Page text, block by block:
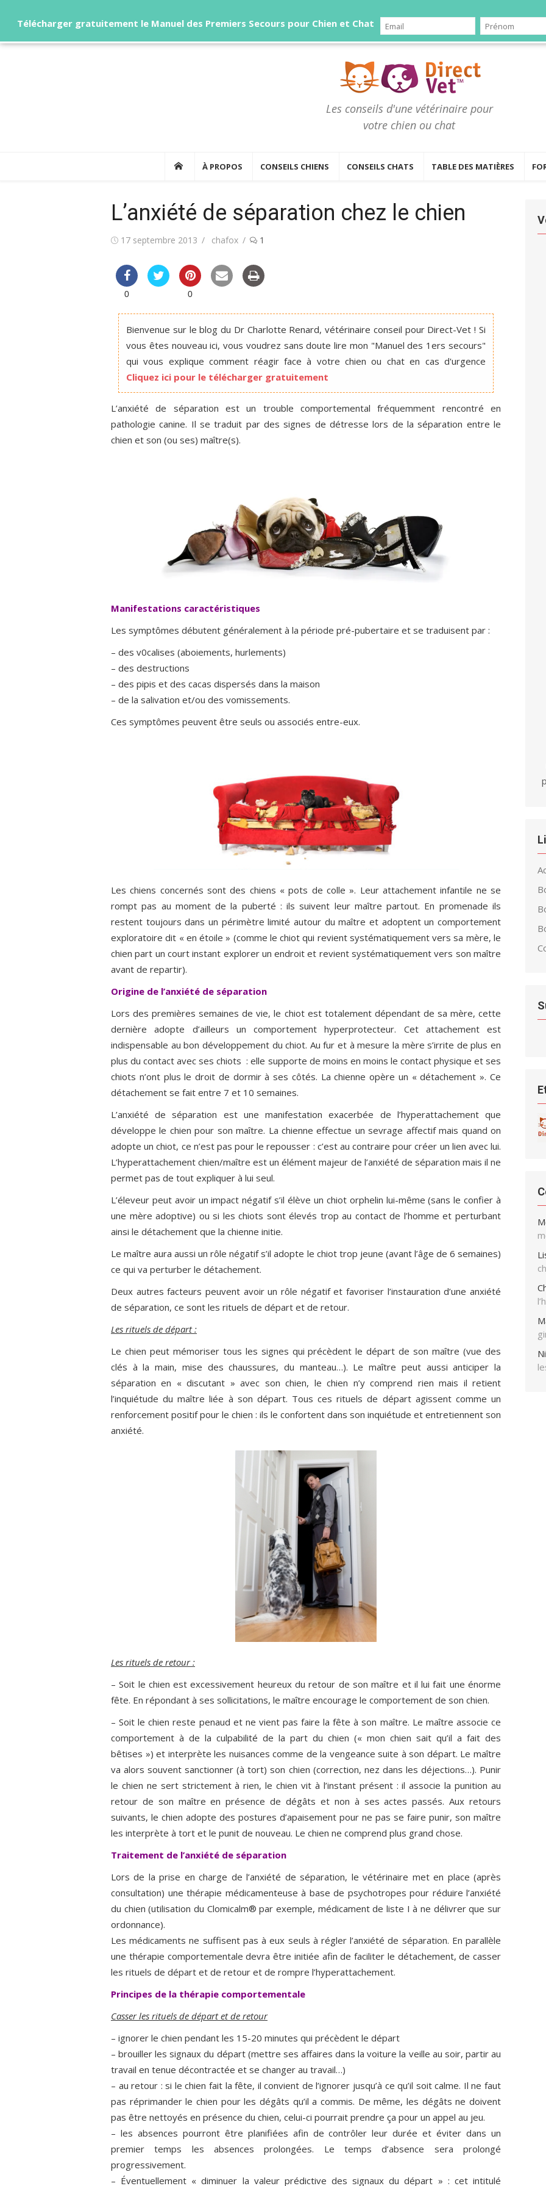
Les conseils d'une vétérinaire pour
votre chien ou chat
À PROPOS CONSEILS CHIENS CONSEILS CHATS TABLE DES MATIÈRES
L’anxiété de séparation chez le chien
Posted
17 septembre 2013 Author
chafox 1
0 0
Bienvenue sur le blog du Dr Charlotte Renard, vétérinaire conseil pour Direct-Vet ! Si
vous êtes nouveau ici, vous voudrez sans doute lire mon "Manuel des 1ers secours"
qui vous explique comment réagir face à votre chien ou chat en cas d'urgence
Cliquez ici pour le télécharger gratuitement
L’anxiété de séparation est un trouble comportemental fréquemment rencontré en
pathologie canine. Il se traduit par des signes de détresse lors de la séparation entre le
chien et son (ou ses) maître(s).
Manifestations caractéristiques
Les symptômes débutent généralement à la période pré-pubertaire et se traduisent par :
– des v0calises (aboiements, hurlements)
– des destructions
– des pipis et des cacas dispersés dans la maison
– de la salivation et/ou des vomissements.
Ces symptômes peuvent être seuls ou associés entre-eux.
Les chiens concernés sont des chiens « pots de colle ». Leur attachement infantile ne se
rompt pas au moment de la puberté : ils suivent leur maître partout. En promenade ils
restent toujours dans un périmètre limité autour du maître et adoptent un comportement
exploratoire dit « en étoile » (comme le chiot qui revient systématiquement vers sa mère, le
chien part un court instant explorer un endroit et revient systématiquement vers son maître
avant de repartir).
Origine de l’anxiété de séparation
Lors des premières semaines de vie, le chiot est totalement dépendant de sa mère, cette
dernière adopte d’ailleurs un comportement hyperprotecteur. Cet attachement est
indispensable au bon développement du chiot. Au fur et à mesure la mère s’irrite de plus en
plus du contact avec ses chiots : elle supporte de moins en moins le contact physique et ses
chiots n’ont plus le droit de dormir à ses côtés. La chienne opère un « détachement ». Ce
détachement se fait entre 7 et 10 semaines.
L’anxiété de séparation est une manifestation exacerbée de l’hyperattachement que
développe le chien pour son maître. La chienne effectue un sevrage affectif mais quand on
adopte un chiot, ce n’est pas pour le repousser : c’est au contraire pour créer un lien avec lui.
L’hyperattachement chien/maître est un élément majeur de l’anxiété de séparation mais il ne
permet pas de tout expliquer à lui seul.
L’éleveur peut avoir un impact négatif s’il élève un chiot orphelin lui-même (sans le confier à
une mère adoptive) ou si les chiots sont élevés trop au contact de l’homme et perturbant
ainsi le détachement que la chienne initie.
Le maître aura aussi un rôle négatif s’il adopte le chiot trop jeune (avant l’âge de 6 semaines)
ce qui va perturber le détachement.
Deux autres facteurs peuvent avoir un rôle négatif et favoriser l’instauration d’une anxiété
de séparation, ce sont les rituels de départ et de retour.
Les rituels de départ :
Le chien peut mémoriser tous les signes qui précèdent le départ de son maître (vue des
clés à la main, mise des chaussures, du manteau…). Le maître peut aussi anticiper la
séparation en « discutant » avec son chien, le chien n’y comprend rien mais il retient
l’inquiétude du maître liée à son départ. Tous ces rituels de départ agissent comme un
renforcement positif pour le chien : ils le confortent dans son inquiétude et entretiennent son
anxiété.
Les rituels de retour :
– Soit le chien est excessivement heureux du retour de son maître et il lui fait une énorme
fête. En répondant à ses sollicitations, le maître encourage le comportement de son chien.
– Soit le chien reste penaud et ne vient pas faire la fête à son maître. Le maître associe ce
comportement à de la culpabilité de la part du chien (« mon chien sait qu’il a fait des
bêtises ») et interprète les nuisances comme de la vengeance suite à son départ. Le maître
va alors souvent sanctionner (à tort) son chien (correction, nez dans les déjections…). Punir
le chien ne sert strictement à rien, le chien vit à l’instant présent : il associe la punition au
retour de son maître en présence de dégâts et non à ses actes passés. Aux retours
suivants, le chien adopte des postures d’apaisement pour ne pas se faire punir, son maître
les interprète à tort et le punit de nouveau. Le chien ne comprend plus grand chose.
Traitement de l’anxiété de séparation
Lors de la prise en charge de l’anxiété de séparation, le vétérinaire met en place (après
consultation) une thérapie médicamenteuse à base de psychotropes pour réduire l’anxiété
du chien (utilisation du Clomicalm® par exemple, médicament de liste I à ne délivrer que sur
ordonnance).
Les médicaments ne suffisent pas à eux seuls à régler l’anxiété de séparation. En parallèle
une thérapie comportementale devra être initiée afin de faciliter le détachement, de casser
les rituels de départ et de retour et de rompre l’hyperattachement.
Principes de la thérapie comportementale
Casser les rituels de départ et de retour
– ignorer le chien pendant les 15-20 minutes qui précèdent le départ
– brouiller les signaux du départ (mettre ses affaires dans la voiture la veille au soir, partir au
travail en tenue décontractée et se changer au travail…)
– au retour : si le chien fait la fête, il convient de l’ignorer jusqu’à ce qu’il soit calme. Il ne faut
pas réprimander le chien pour les dégâts qu’il a commis. De même, les dégâts ne doivent
pas être nettoyés en présence du chien, celui-ci pourrait prendre ça pour un appel au jeu.
– les absences pourront être planifiées afin de contrôler leur durée et éviter dans un
premier temps les absences prolongées. Le temps d’absence sera prolongé
progressivement.
– Éventuellement « diminuer la valeur prédictive des signaux du départ » : cet intitulé
Télécharger gratuitement le Manuel des Premiers Secours pour Chien et Chat